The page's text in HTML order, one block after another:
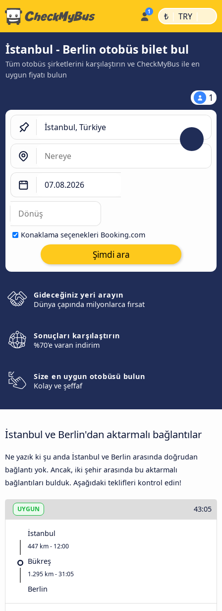
₺ | TRY |
İstanbul - Berlin otobüs bilet bul
Tüm otobüs şirketlerini karşılaştırın ve CheckMyBus ile en
uygun fiyatı bulun
1
Konaklama seçenekleri Booking.com
Şimdi ara
Gideceğiniz yeri arayın
Dünya çapında milyonlarca fırsat
Sonuçları karşılaştırın
%70'e varan indirim
Size en uygun otobüsü bulun
Kolay ve şeffaf
İstanbul ve Berlin'dan aktarmalı bağlantılar
Ne yazık ki şu anda İstanbul ve Berlin arasında doğrudan
bağlantı yok. Ancak, iki şehir arasında bu aktarmalı
bağlantıları bulduk. Aşağıdaki teklifleri kontrol edin!
UYGUN 43:05
İstanbul
447 km - 12:00
Bükreş
1.295 km - 31:05
Berlin